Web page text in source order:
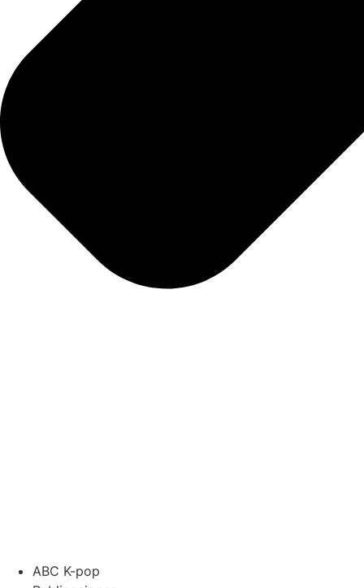
ABC K-pop